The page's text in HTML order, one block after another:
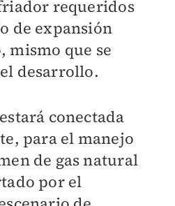
requeridos
de expansión
mismo que se
desarrollo.
conectada
para el manejo
de gas natural
por el